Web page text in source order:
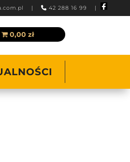
| 42 288 16 99 |
0,00 zł